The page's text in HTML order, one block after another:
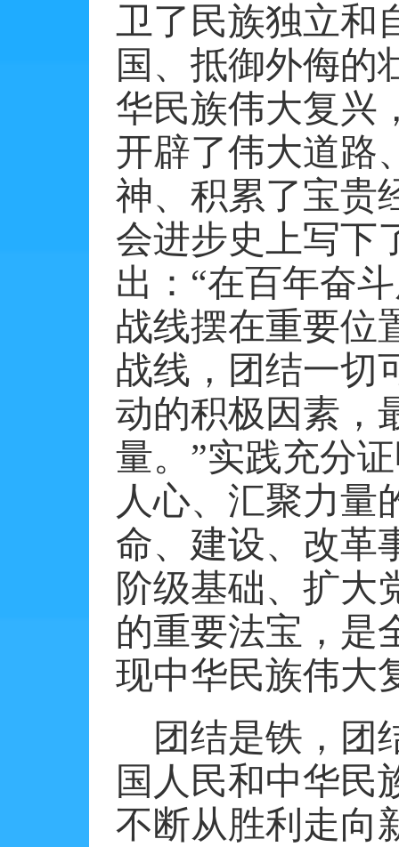
卫了民族独立和
国、抵御外侮的
华民族伟大复兴
开辟了伟大道路
神、积累了宝贵
会进步史上写下
出： “在百年奋
战线摆在重要位
战线，团结一切
动的积极因素，
量。”实践充分
人心、汇聚力量
命、建设、改革
阶级基础、扩大
的重要法宝，是
现中华民族伟大
团结是铁，团
国人民和中华民
不断从胜利走向